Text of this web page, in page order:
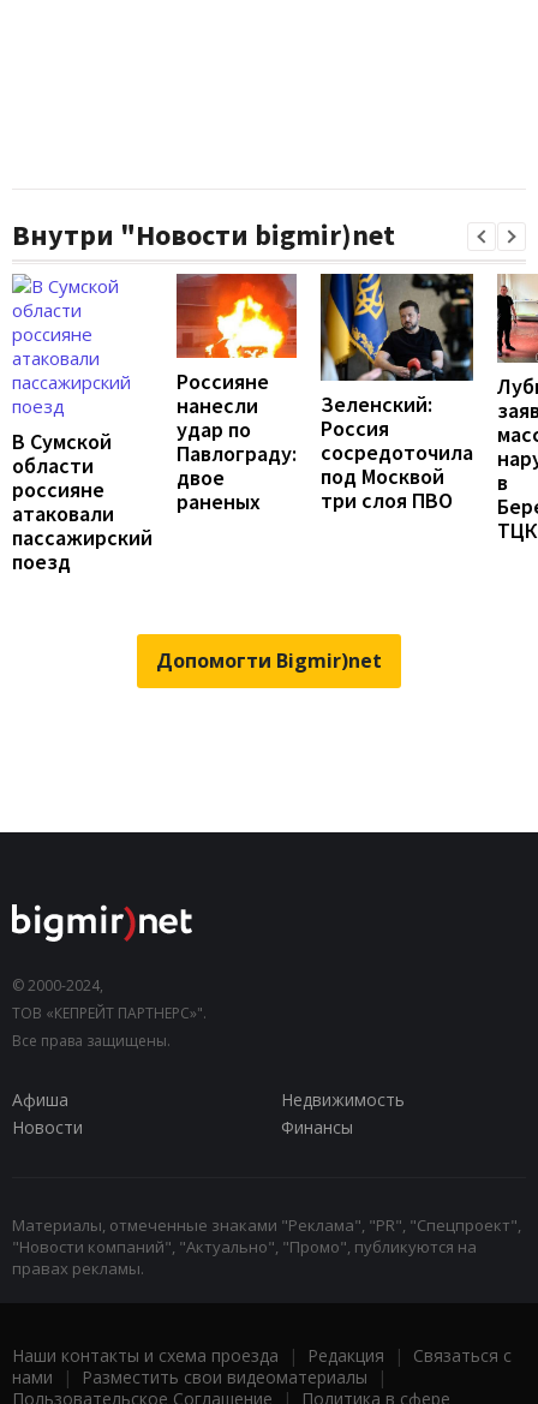
Внутри "Новости bigmir)net
В Сумской
области
россияне
атаковали
пассажирский
поезд
Россияне
нанесли
удар по
Павлограду:
двое
раненых
Зеленский:
Россия
сосредоточила
под Москвой
три слоя ПВО
в
ТЦК
Допомогти Bigmir)net
© 2000-2024,
ТОВ «КЕПРЕЙТ ПАРТНЕРС»".
Все права защищены.
Афиша
Недвижимость
Новости
Финансы
Материалы, отмеченные знаками "Реклама", "PR", "Спецпроект",
"Новости компаний", "Актуально", "Промо", публикуются на
правах рекламы.
Наши контакты и схема проезда | Редакция | Связаться с
нами | Разместить свои видеоматериалы |
Пользовательское Соглашение | Политика в сфере